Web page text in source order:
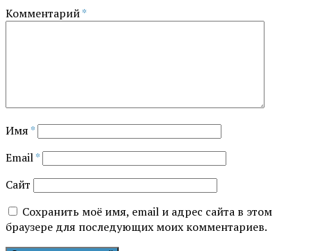
Комментарий*
Имя *
Email*
Сайт
Сохранить моё имя, email и адрес сайта в этом
браузере для последующих моих комментариев.